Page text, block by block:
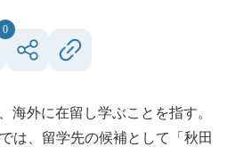
0
外に在留し学ぶことを指す。
は、留学先の候補として「秋田